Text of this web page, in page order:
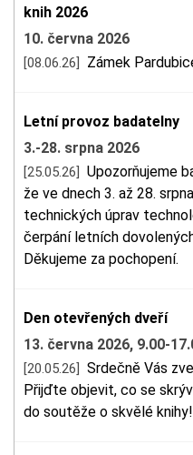
knih 2026
10. června 2026
[08.06.26] Zámek
Letní provoz badatelny
3.-28. srpna 2026
[25.05.26] Upozorňujeme
že ve dnech 3. až 28.
technických úprav
čerpání letních
Děkujeme za pochopení.
Den otevřených dveří
13. června 2026, 9.00-
[20.05.26] Srdečně Vás
Přijďte objevit, co se
do soutěže o skvělé knihy!